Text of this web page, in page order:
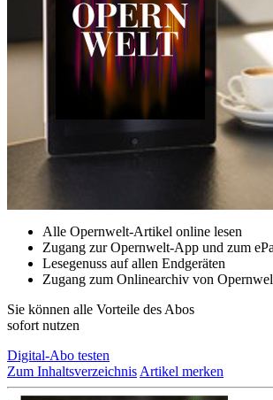
Alle Opernwelt-Artikel online lesen
Zugang zur Opernwelt-App und zum
Lesegenuss auf allen Endgeräten
Zugang zum Onlinearchiv von
Sie können alle Vorteile des Abos
sofort nutzen
Digital-Abo testen
Zum Inhaltsverzeichnis Artikel merken